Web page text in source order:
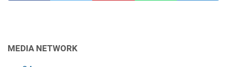
MEDIA NETWORK